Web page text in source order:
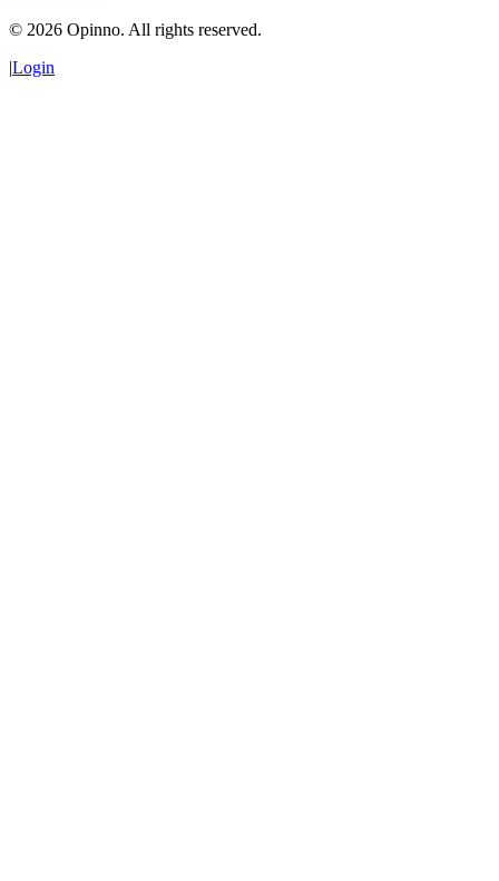
© 2026 Opinno. All rights reserved.
|Login